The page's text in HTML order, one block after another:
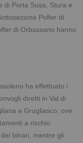
di Porta Susa, Stura e
Polfer di
di Orbassano hanno
ha effettuato i
diretti in Val di
e Grugliasco, ove
a rischio
binari, mentre gli